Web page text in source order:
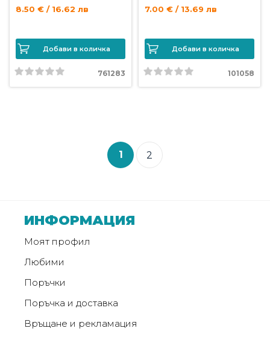
8.50 € / 16.62 лв
Добави в количка
761283
7.00 € / 13.69 лв
Добави в количка
101058
1 2
ИНФОРМАЦИЯ
Моят профил
Любими
Поръчки
Поръчка и доставка
Връщане и рекламация